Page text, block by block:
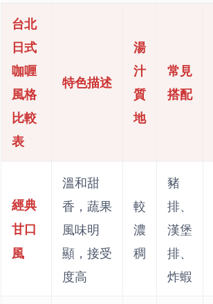
台北
日式
咖喱
風格
比較
表
特色描述
湯
汁
質
地
常見
搭配
經典
甘口
風
溫和甜
香，蔬果
風味明
顯，接受
度高
較
濃
稠
豬
排、
漢堡
排、
炸蝦